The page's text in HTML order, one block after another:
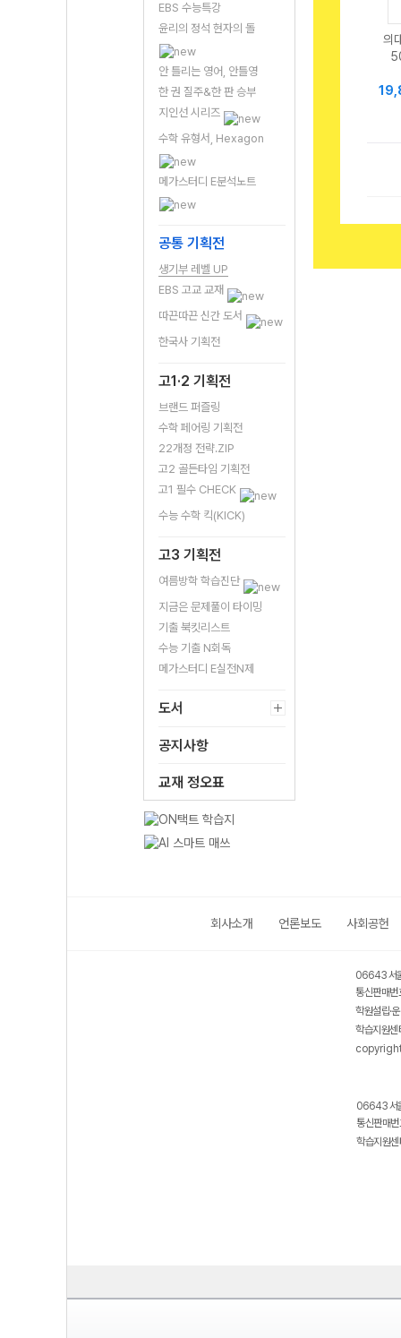
EBS 수능특강
윤리의 정석 현자의 돌
안 틀리는 영어, 안틀영
한 권 질주&한 판 승부
지인선 시리즈
수학 유형서, Hexagon
메가스터디 E분석노트
공통 기획전
생기부 레벨 UP
EBS 고교 교재
따끈따끈 신간 도서
한국사 기획전
고1·2 기획전
브랜드 퍼즐링
수학 페어링 기획전
22개정 전략.ZIP
고2 골든타임 기획전
고1 필수 CHECK
수능 수학 킥(KICK)
고3 기획전
여름방학 학습진단
지금은 문제풀이 타이밍
기출 북킷리스트
수능 기출 N회독
메가스터디 E실전N제
도서
공지사항
교재 정오표
의
회사소개 언론보도 사회공헌
06643 서
통신판매
학원설립·
학습지원
06643 서
통신판매
학습지원